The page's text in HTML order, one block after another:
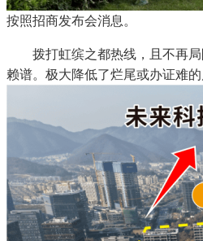
按照招商发布会消息。
拨打虹缤之都热线，且不再局
赖谱。极大降低了烂尾或办证难